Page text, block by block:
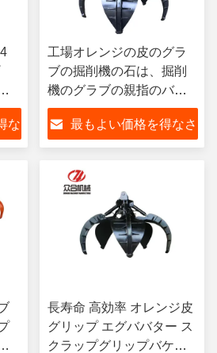
20
な
工場オレンジの皮のグラ
ブの掘削機の石は、掘削
機のグラブの親指のバケ
ツ取り組む
最もよい価格を得なさ
長寿命 高効率 オレンジ皮
グリップ エグババター ス
クラップグリップバケツ